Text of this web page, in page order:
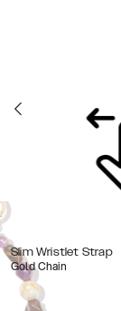
Slim Wristlet Strap
Gold Chain